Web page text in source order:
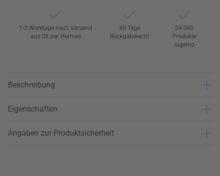
1-3 Werktage nach Versand
aus DE per Hermes
60 Tage
Rückgaberecht
24.000
Produkte
lagernd
Beschreibung
Eigenschaften
Angaben zur Produktsicherheit